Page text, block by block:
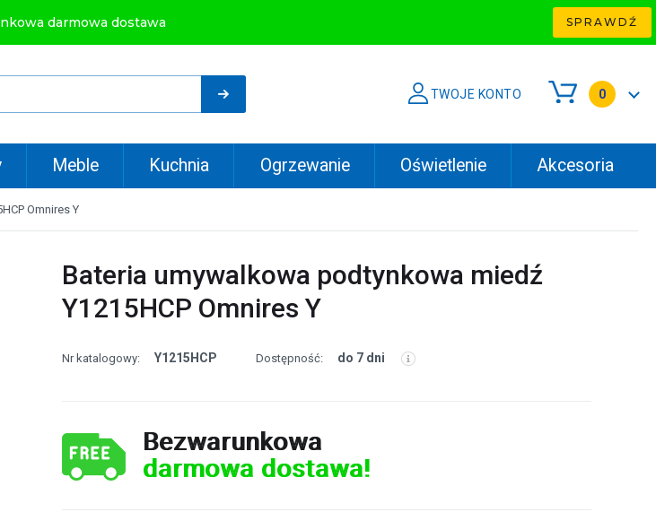
darmowa dostawa SPRAWDŹ
TWOJE KONTO 0
Meble Kuchnia Ogrzewanie Oświetlenie Akcesoria
Omnires Y
Bateria umywalkowa podtynkowa miedź
Y1215HCP Omnires Y
Nr katalogowy: Y1215HCP Dostępność: do 7 dni
Bezwarunkowa
darmowa dostawa!